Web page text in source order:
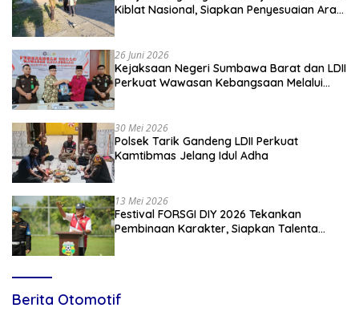
Kiblat Nasional, Siapkan Penyesuaian Arah
26 Juni 2026
Kejaksaan Negeri Sumbawa Barat dan LDII
Perkuat Wawasan Kebangsaan Melalui
30 Mei 2026
Polsek Tarik Gandeng LDII Perkuat
Kamtibmas Jelang Idul Adha
13 Mei 2026
Festival FORSGI DIY 2026 Tekankan
Pembinaan Karakter, Siapkan Talenta
Berita Otomotif